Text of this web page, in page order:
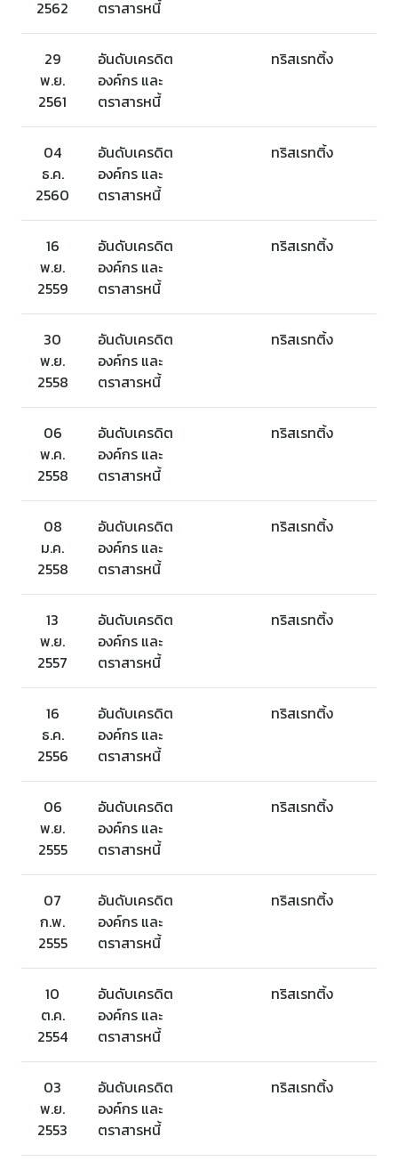
2562 ตราสารหนี้
29
พ.ย.
2561
อันดับเครดิต
องค์กร และ
ตราสารหนี้
ทริสเรทติ้ง
04
ธ.ค.
2560
อันดับเครดิต
องค์กร และ
ตราสารหนี้
ทริสเรทติ้ง
16
พ.ย.
2559
อันดับเครดิต
องค์กร และ
ตราสารหนี้
ทริสเรทติ้ง
30
พ.ย.
2558
อันดับเครดิต
องค์กร และ
ตราสารหนี้
ทริสเรทติ้ง
06
พ.ค.
2558
อันดับเครดิต
องค์กร และ
ตราสารหนี้
ทริสเรทติ้ง
08
ม.ค.
2558
อันดับเครดิต
องค์กร และ
ตราสารหนี้
ทริสเรทติ้ง
13
พ.ย.
2557
อันดับเครดิต
องค์กร และ
ตราสารหนี้
ทริสเรทติ้ง
16
ธ.ค.
2556
อันดับเครดิต
องค์กร และ
ตราสารหนี้
ทริสเรทติ้ง
06
พ.ย.
2555
อันดับเครดิต
องค์กร และ
ตราสารหนี้
ทริสเรทติ้ง
07
ก.พ.
2555
อันดับเครดิต
องค์กร และ
ตราสารหนี้
ทริสเรทติ้ง
10
ต.ค.
2554
อันดับเครดิต
องค์กร และ
ตราสารหนี้
ทริสเรทติ้ง
03
พ.ย.
2553
อันดับเครดิต
องค์กร และ
ตราสารหนี้
ทริสเรทติ้ง